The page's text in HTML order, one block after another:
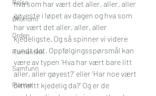
Reise
Økonomi
Orden
Romantikk
Samfunn
Planter
hva som har vært det aller, aller, aller
gøyeste i løpet av dagen og hva som
har vært det aller, aller, aller
kjedeligste. Og så spinner vi videre
rundt det. Oppfølgingsspørsmål kan
være av typen ‘Hva har vært bare litt
aller, aller gøyest?’ eller ‘Har noe vært
bittelitt kjedelig da?’ Og er de